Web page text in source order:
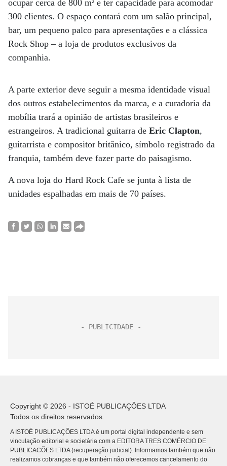
ocupar cerca de 800 m² e ter capacidade para acomodar
300 clientes. O espaço contará com um salão principal,
bar, um pequeno palco para apresentações e a clássica
Rock Shop – a loja de produtos exclusivos da
companhia.
A parte exterior deve seguir a mesma identidade visual
dos outros estabelecimentos da marca, e a curadoria da
mobília trará a opinião de artistas brasileiros e
estrangeiros. A tradicional guitarra de Eric Clapton,
guitarrista e compositor britânico, símbolo registrado da
franquia, também deve fazer parte do paisagismo.
A nova loja do Hard Rock Cafe se junta à lista de
unidades espalhadas em mais de 70 países.
Copyright © 2026 - ISTOÉ PUBLICAÇÕES LTDA
Todos os direitos reservados.
A ISTOÉ PUBLICAÇÕES LTDA é um portal digital independente e sem
vinculação editorial e societária com a EDITORA TRES COMÉRCIO DE
PUBLICACÕES LTDA (recuperação judicial). Informamos também que não
realizamos cobranças e que também não oferecemos cancelamento do